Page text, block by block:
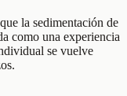
la sedimentación de
como una experiencia
se vuelve